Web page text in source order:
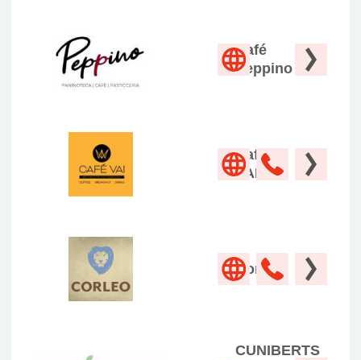
Café
Peppino
Café
VAI i.G.
Corleo
CUNIBERTS